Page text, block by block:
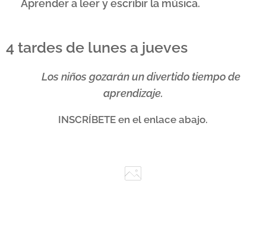
🎉 Aprender a leer y escribir la música.
4 tardes de lunes a jueves
Los niños gozarán un divertido tiempo de
aprendizaje.
INSCRÍBETE en el enlace abajo.